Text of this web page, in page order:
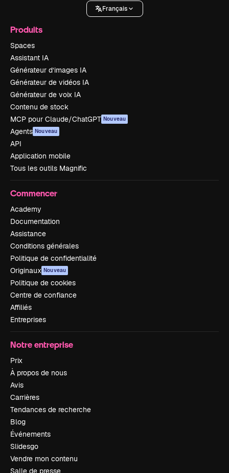
Français
Produits
Spaces
Assistant IA
Générateur d’images IA
Générateur de vidéos IA
Générateur de voix IA
Contenu de stock
MCP pour Claude/ChatGPT Nouveau
Agents Nouveau
API
Application mobile
Tous les outils Magnific
Commencer
Academy
Documentation
Assistance
Conditions générales
Politique de confidentialité
Originaux Nouveau
Politique de cookies
Centre de confiance
Affiliés
Entreprises
Notre entreprise
Prix
À propos de nous
Avis
Carrières
Tendances de recherche
Blog
Événements
Slidesgo
Vendre mon contenu
Salle de presse